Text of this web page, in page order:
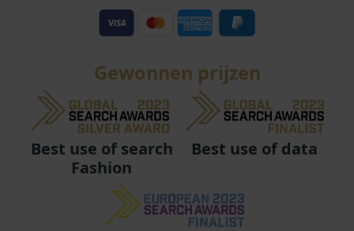
Gewonnen prijzen
Best use of search
Fashion
Best use of data